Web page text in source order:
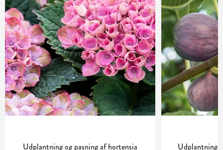
Udplantning og pasning af hortensia Udplantning